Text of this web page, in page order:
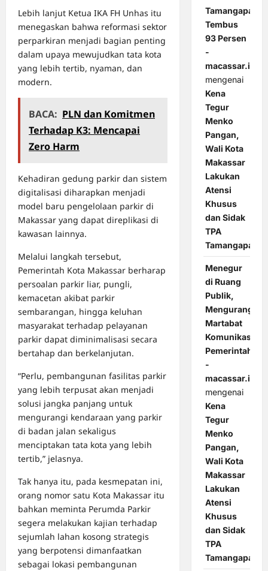
Lebih lanjut Ketua IKA FH Unhas itu
menegaskan bahwa reformasi sektor
perparkiran menjadi bagian penting
dalam upaya mewujudkan tata kota
yang lebih tertib, nyaman, dan
modern.
BACA: PLN dan Komitmen
Terhadap K3: Mencapai
Zero Harm
Kehadiran gedung parkir dan sistem
digitalisasi diharapkan menjadi
model baru pengelolaan parkir di
Makassar yang dapat direplikasi di
kawasan lainnya.
Melalui langkah tersebut,
Pemerintah Kota Makassar berharap
persoalan parkir liar, pungli,
kemacetan akibat parkir
sembarangan, hingga keluhan
masyarakat terhadap pelayanan
parkir dapat diminimalisasi secara
bertahap dan berkelanjutan.
“Perlu, pembangunan fasilitas parkir
yang lebih terpusat akan menjadi
solusi jangka panjang untuk
mengurangi kendaraan yang parkir
di badan jalan sekaligus
menciptakan tata kota yang lebih
tertib,” jelasnya.
Tak hanya itu, pada kesmepatan ini,
orang nomor satu Kota Makassar itu
bahkan meminta Perumda Parkir
segera melakukan kajian terhadap
sejumlah lahan kosong strategis
yang berpotensi dimanfaatkan
sebagai lokasi pembangunan
Tamangapa
Tembus
93 Persen
-
macassar.id
mengenai
Kena
Tegur
Menko
Pangan,
Wali Kota
Makassar
Lakukan
Atensi
Khusus
dan Sidak
TPA
Tamangapa
Menegur
di Ruang
Publik,
Mengurangi
Martabat
Komunikasi
Pemerintahan
-
macassar.id
mengenai
Kena
Tegur
Menko
Pangan,
Wali Kota
Makassar
Lakukan
Atensi
Khusus
dan Sidak
TPA
Tamangapa